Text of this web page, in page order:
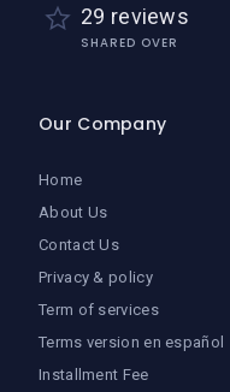
29 reviews
SHARED OVER
Our Company
Home
About Us
Contact Us
Privacy & policy
Term of services
Terms version en español
Installment Fee